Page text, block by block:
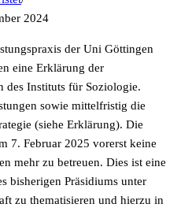
2024
der Uni Göttingen
eine Erklärung der
des Instituts für Soziologie.
sowie mittelfristig die
(siehe Erklärung). Die
7. Februar 2025 vorerst keine
mehr zu betreuen. Dies ist eine
bisherigen Präsidiums unter
zu thematisieren und hierzu in